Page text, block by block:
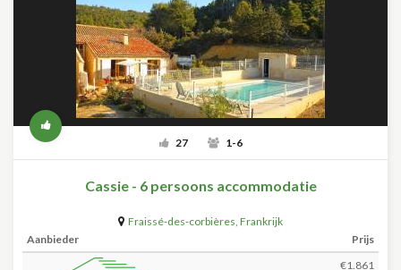
27 1-6
Cassie - 6 persoons accommodatie
Fraissé-des-corbières, Frankrijk
Aanbieder
Prijs
€1.861